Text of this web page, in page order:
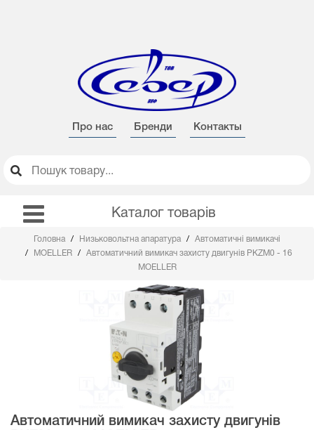
Про нас Бренди Контакты
Каталог товарів
Головна Низьковольтна апаратура
Автоматичні вимикачі
MOELLER
Автоматичний вимикач захисту двигунів PKZM0 - 16
MOELLER
Автоматичний вимикач захисту двигунів